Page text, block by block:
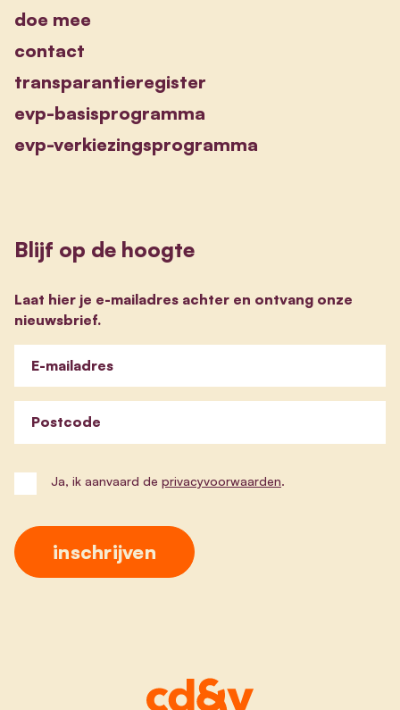
doe mee
contact
transparantieregister
evp-basisprogramma
evp-verkiezingsprogramma
Blijf op de hoogte
Laat hier je e-mailadres achter en ontvang onze
nieuwsbrief.
E-mailadres
Postcode
Ja, ik aanvaard de privacyvoorwaarden.